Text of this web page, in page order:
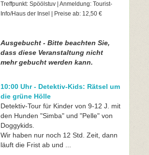
Treffpunkt: Spöölstuv | Anmeldung: Tourist-
Info/Haus der Insel | Preise ab: 12,50 €
Ausgebucht - Bitte beachten Sie,
dass diese Veranstaltung nicht
mehr gebucht werden kann.
10:00 Uhr - Detektiv-Kids: Rätsel um
die grüne Hölle
Detektiv-Tour für Kinder von 9-12 J. mit
den Hunden "Simba" und "Pelle" von
Doggykids.
Wir haben nur noch 12 Std. Zeit, dann
läuft die Frist ab und ...